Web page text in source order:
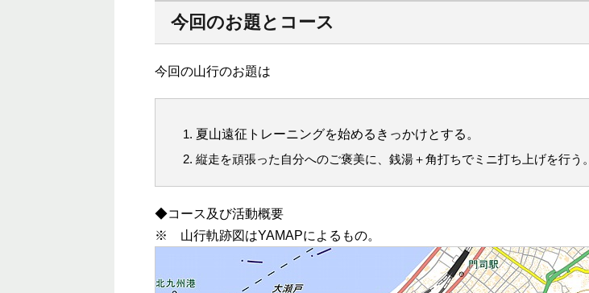
今回のお題とコース
今回の山行のお題は
夏山遠征トレーニングを始めるきっかけとする。
縦走を頑張った自分へのご褒美に、銭湯＋角打ちでミニ打ち上げを行う。
◆コース及び活動概要
※ 山行軌跡図はYAMAPによるもの。